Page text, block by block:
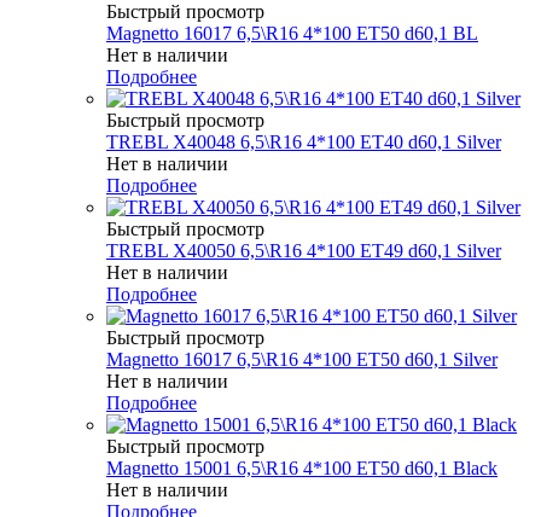
Быстрый просмотр
Magnetto 16017 6,5\R16 4*100 ET50 d60,1 BL
Нет в наличии
Подробнее
Быстрый просмотр
TREBL X40048 6,5\R16 4*100 ET40 d60,1 Silver
Нет в наличии
Подробнее
Быстрый просмотр
TREBL X40050 6,5\R16 4*100 ET49 d60,1 Silver
Нет в наличии
Подробнее
Быстрый просмотр
Magnetto 16017 6,5\R16 4*100 ET50 d60,1 Silver
Нет в наличии
Подробнее
Быстрый просмотр
Magnetto 15001 6,5\R16 4*100 ET50 d60,1 Black
Нет в наличии
Подробнее